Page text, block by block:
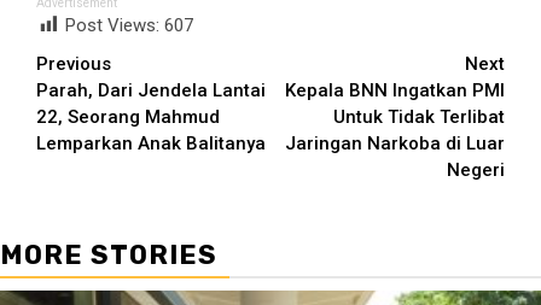
Advertisement
Post Views: 607
Continue
Reading
Previous
Parah, Dari Jendela Lantai
22, Seorang Mahmud
Lemparkan Anak Balitanya
Next
Kepala BNN Ingatkan PMI
Untuk Tidak Terlibat
Jaringan Narkoba di Luar
Negeri
MORE STORIES